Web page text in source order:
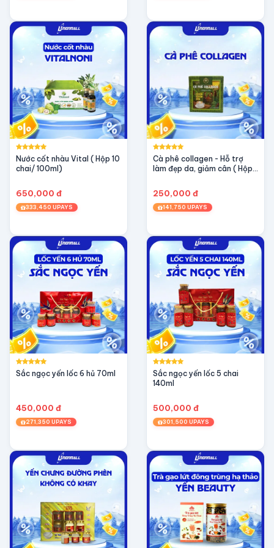
cực và tôn vinh giá trị đích thực trong bạn!
👉 VỐI 100 – Đặc quyền của những tâm hồn
yêu sức khỏe và yêu cái đẹp.
Nước cốt nhàu Vital ( Hộp 10
chai/ 100ml)
650,000 đ
333,450 UPAYS
Cà phê collagen - Hỗ trợ
làm đẹp da, giảm cân ( Hộp
250,000 đ
141,750 UPAYS
Sắc ngọc yến lốc 6 hủ 70ml
450,000 đ
271,350 UPAYS
Sắc ngọc yến lốc 5 chai
140ml
500,000 đ
301,500 UPAYS